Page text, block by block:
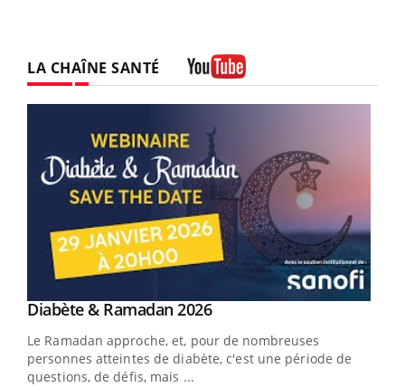
LA CHAÎNE SANTÉ
Youtube
Diabète & Ramadan 2026Youtube
Le Ramadan approche, et, pour de nombreuses
personnes atteintes de diabète, c'est une période de
questions, de défis, mais ...